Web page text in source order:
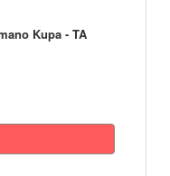
Kupa - TA